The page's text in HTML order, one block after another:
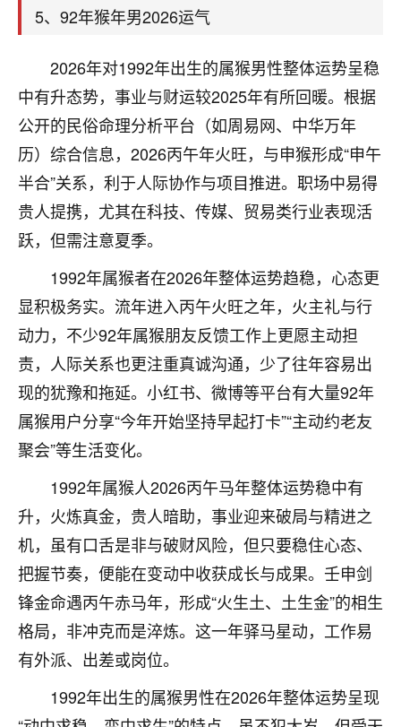
5、92年猴年男2026运气
2026年对1992年出生的属猴男性整体运势呈稳
中有升态势，事业与财运较2025年有所回暖。根据
公开的民俗命理分析平台（如周易网、中华万年
历）综合信息，2026丙午年火旺，与申猴形成“申午
半合”关系，利于人际协作与项目推进。职场中易得
贵人提携，尤其在科技、传媒、贸易类行业表现活
跃，但需注意夏季。
1992年属猴者在2026年整体运势趋稳，心态更
显积极务实。流年进入丙午火旺之年，火主礼与行
动力，不少92年属猴朋友反馈工作上更愿主动担
责，人际关系也更注重真诚沟通，少了往年容易出
现的犹豫和拖延。小红书、微博等平台有大量92年
属猴用户分享“今年开始坚持早起打卡”“主动约老友
聚会”等生活变化。
1992年属猴人2026丙午马年整体运势稳中有
升，火炼真金，贵人暗助，事业迎来破局与精进之
机，虽有口舌是非与破财风险，但只要稳住心态、
把握节奏，便能在变动中收获成长与成果。壬申剑
锋金命遇丙午赤马年，形成“火生土、土生金”的相生
格局，非冲克而是淬炼。这一年驿马星动，工作易
有外派、出差或岗位。
1992年出生的属猴男性在2026年整体运势呈现
太岁还有一个发钱粮，本来年前的人事调整，拖到年
职第一个就是我，职务无所谓，主要是底薪加了
3000，非常开心，无论如何，感恩感谢！🙏🏻
鹿森：恭喜升职加薪！！，请客吗？�
12小时前 来自北京 32
心心相印
我身体不太好，总是病病殃殃的，去检查又没什么大
题，后来无意中看到有人推荐慧来老师，跟老师聊过
之后，心情豁然开朗，也听老师建议，处理了一些因
果问题。今年以来，身体比以前好多，主要是心情好
了，老师说境随心转，现在深有体会了。
鹿森：是的，其实跟老师聊过之后，最大的感
触，首先就是心态会变好，万般皆是命，半点
不由人！
1天前 来自四川
金白水清
我也想找老师看看，有没有人给个联系方式的啊？
鹿森 ：慧来老师微信：gjsy0624
1天前 来自江西 12
青春168
2天前 来自山西 15